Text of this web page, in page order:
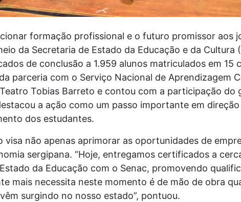
formação profissional e o futuro promissor aos
da Secretaria de Estado da Educação e da Cultura
de conclusão a 1.959 alunos matriculados em 15
parceria com o Serviço Nacional de Aprendizagem
Tobias Barreto e contou com a participação do
a ação como um passo importante em
dos estudantes.
visa não apenas aprimorar as oportunidades de
sergipana. “Hoje, entregamos certificados a
da Educação com o Senac, promovendo
mais necessita neste momento é de mão de obra
surgindo no nosso estado”, pontuou.